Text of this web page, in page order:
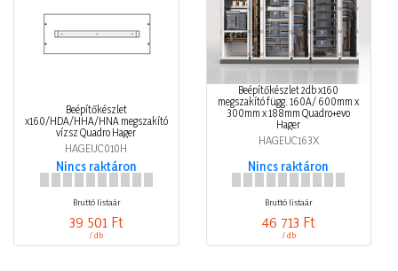
Beépítőkészlet
x160/HDA/HHA/HNA megszakító
vízsz Quadro Hager
HAGEUC010H
Nincs raktáron
Bruttó listaár
39 501 Ft
/ db
Beépítőkészlet 2db x160
megszakító függ. 160A/ 600mm x
300mm x 188mm Quadro+evo
Hager
HAGEUC163X
Nincs raktáron
Bruttó listaár
46 713 Ft
/ db